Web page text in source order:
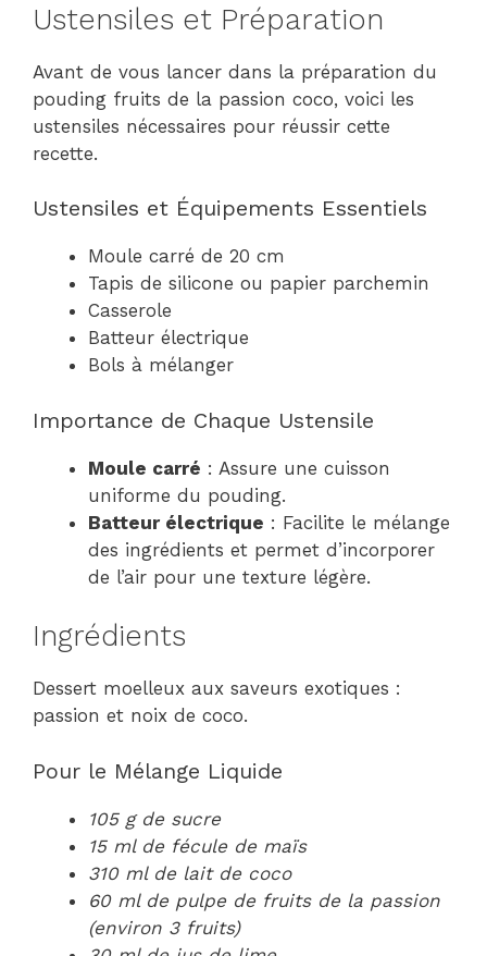
Ustensiles et Préparation
Avant de vous lancer dans la préparation du
pouding fruits de la passion coco, voici les
ustensiles nécessaires pour réussir cette
recette.
Ustensiles et Équipements Essentiels
Moule carré de 20 cm
Tapis de silicone ou papier parchemin
Casserole
Batteur électrique
Bols à mélanger
Importance de Chaque Ustensile
Moule carré : Assure une cuisson
uniforme du pouding.
Batteur électrique : Facilite le mélange
des ingrédients et permet d’incorporer
de l’air pour une texture légère.
Ingrédients
Dessert moelleux aux saveurs exotiques :
passion et noix de coco.
Pour le Mélange Liquide
105 g de sucre
15 ml de fécule de maïs
310 ml de lait de coco
60 ml de pulpe de fruits de la passion
(environ 3 fruits)